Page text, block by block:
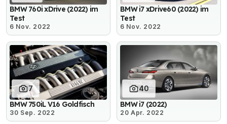
BMW 760i xDrive (2022) im
Test
6 Nov. 2022
BMW i7 xDrive60 (2022) im
Test
6 Nov. 2022
7
BMW 750iL V16 Goldfisch
30 Sep. 2022
40
BMW i7 (2022)
20 Apr. 2022